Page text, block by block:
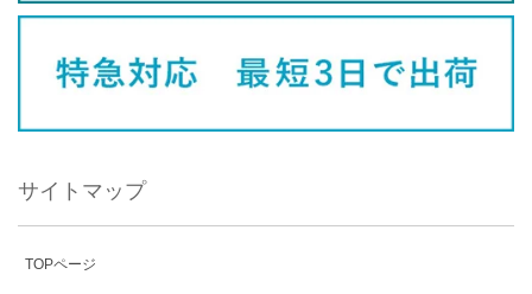
サイトマップ
TOPページ